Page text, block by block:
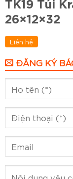
26×12×32
Liên hệ
ĐĂNG KÝ